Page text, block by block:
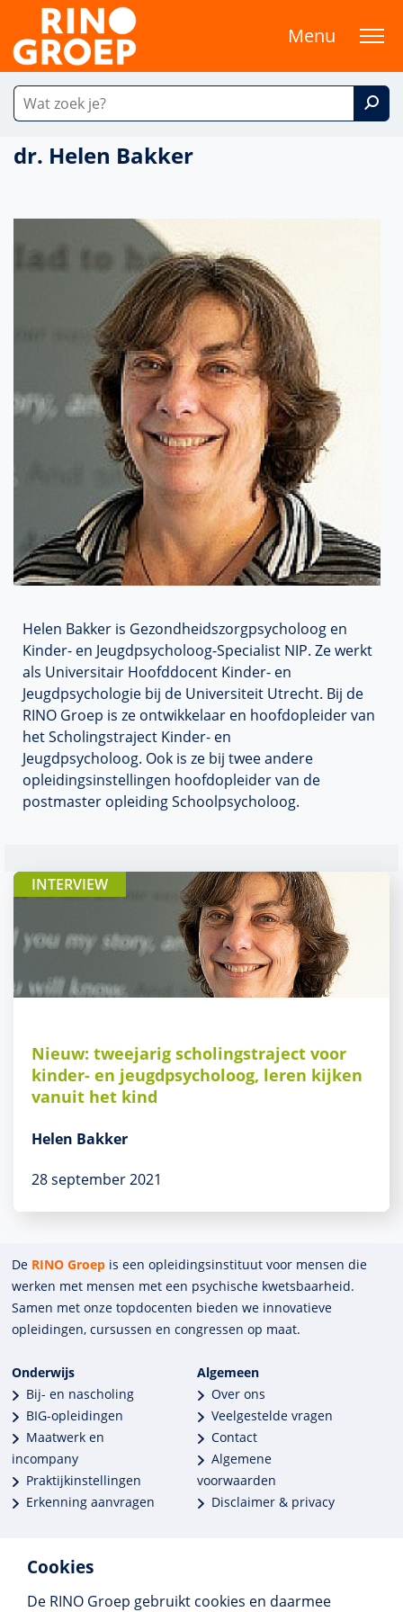
Cookies
De RINO Groep gebruikt cookies en daarmee
Menu
dr. Helen Bakker
Helen Bakker is Gezondheidszorgpsycholoog en
Kinder- en Jeugdpsycholoog-Specialist NIP. Ze werkt
als Universitair Hoofddocent Kinder- en
Jeugdpsychologie bij de Universiteit Utrecht. Bij de
RINO Groep is ze ontwikkelaar en hoofdopleider van
het Scholingstraject Kinder- en
Jeugdpsycholoog. Ook is ze bij twee andere
opleidingsinstellingen hoofdopleider van de
postmaster opleiding Schoolpsycholoog.
INTERVIEW
Nieuw: tweejarig scholingstraject voor
kinder- en jeugdpsycholoog, leren kijken
vanuit het kind
Helen Bakker
28 september 2021
De RINO Groep is een opleidings­insti­tuut voor mensen die
werken met mensen met een psychische kwets­baar­heid.
Samen met onze top­docenten bieden we innova­tieve
opleidingen, cursussen en congres­sen op maat.
Onderwijs
Bij- en nascholing
BIG-opleidingen
Maatwerk en
incompany
Praktijkinstellingen
Erkenning aanvragen
Algemeen
Over ons
Veelgestelde vragen
Contact
Algemene
voorwaarden
Disclaimer & privacy